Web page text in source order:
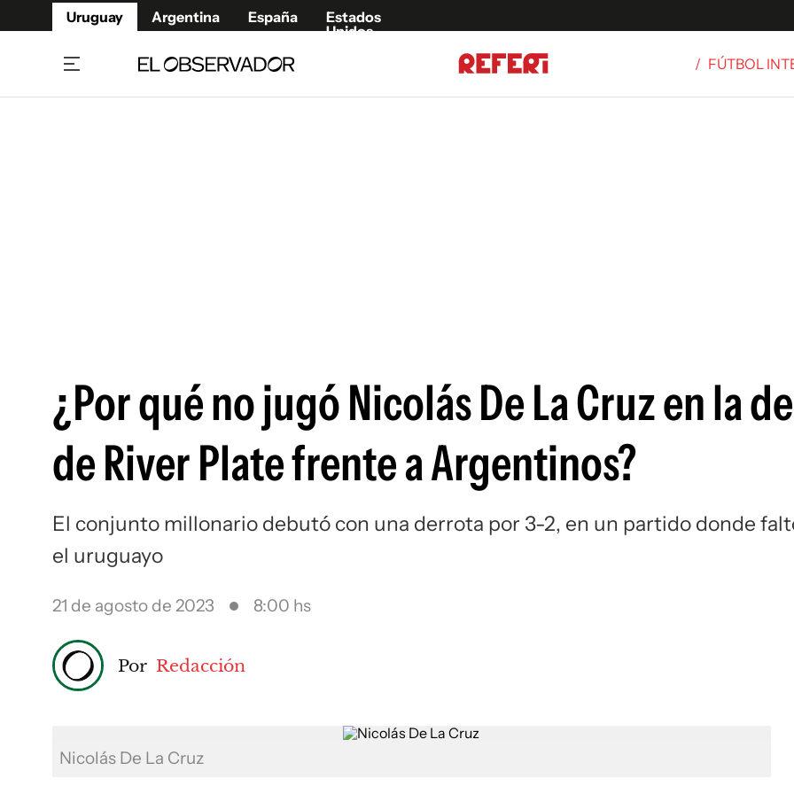
Uruguay Argentina España
Estados
Unidos
/ FÚTBOL
¿Por qué no jugó Nicolás De La Cruz en la
de River Plate frente a Argentinos?
El conjunto millonario debutó con una derrota por 3-2, en un partido donde
el uruguayo
21 de agosto de 2023 8:00 hs
Por Redacción
Nicolás De La Cruz